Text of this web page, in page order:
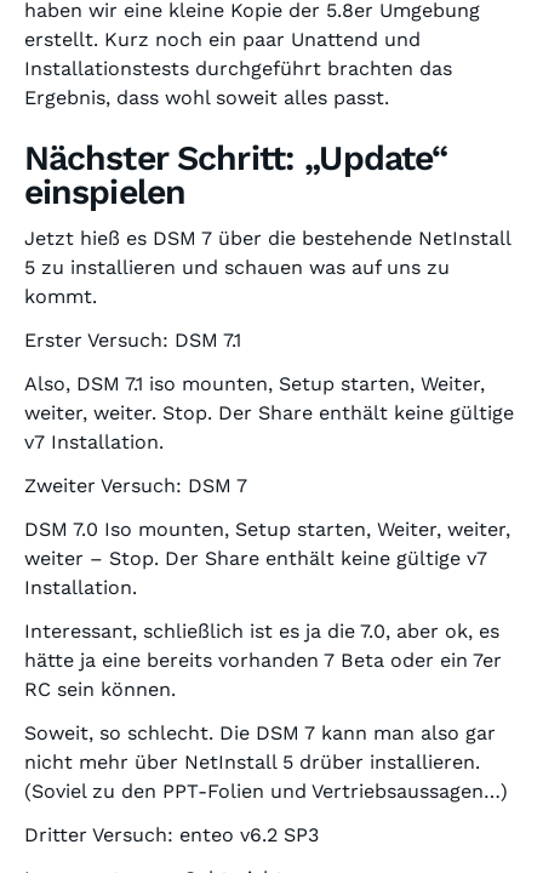
haben wir eine kleine Kopie der 5.8er Umgebung
erstellt. Kurz noch ein paar Unattend und
Installationstests durchgeführt brachten das
Ergebnis, dass wohl soweit alles passt.
Nächster Schritt: „Update“
einspielen
Jetzt hieß es DSM 7 über die bestehende NetInstall
5 zu installieren und schauen was auf uns zu
kommt.
Erster Versuch: DSM 7.1
Also, DSM 7.1 iso mounten, Setup starten, Weiter,
weiter, weiter. Stop. Der Share enthält keine gültige
v7 Installation.
Zweiter Versuch: DSM 7
DSM 7.0 Iso mounten, Setup starten, Weiter, weiter,
weiter – Stop. Der Share enthält keine gültige v7
Installation.
Interessant, schließlich ist es ja die 7.0, aber ok, es
hätte ja eine bereits vorhanden 7 Beta oder ein 7er
RC sein können.
Soweit, so schlecht. Die DSM 7 kann man also gar
nicht mehr über NetInstall 5 drüber installieren.
(Soviel zu den PPT-Folien und Vertriebsaussagen…)
Dritter Versuch: enteo v6.2 SP3